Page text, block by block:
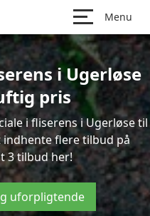
Menu
i Ugerløse
pris
i fliserens i Ugerløse til
flere tilbud på
3 tilbud her!
uforpligtende